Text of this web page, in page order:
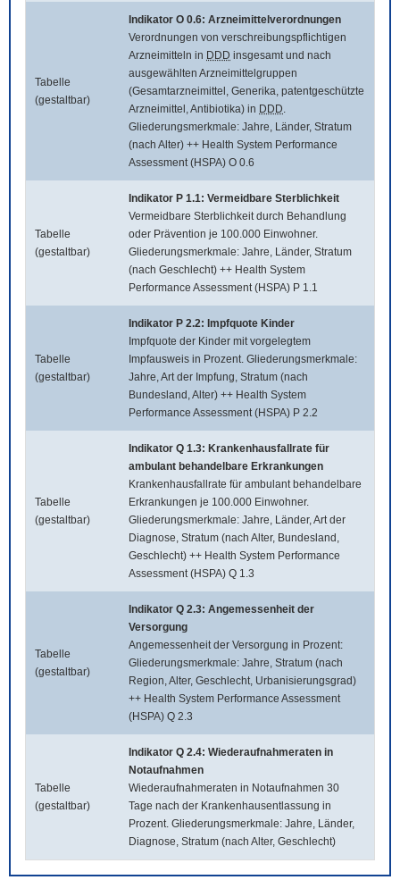
Tabelle
(gestaltbar)
Indikator O 0.6: Arzneimittelverordnungen
Verordnungen von verschreibungspflichtigen
Arzneimitteln in DDD insgesamt und nach
ausgewählten Arzneimittelgruppen
(Gesamtarzneimittel, Generika, patentgeschützte
Arzneimittel, Antibiotika) in DDD.
Gliederungsmerkmale: Jahre, Länder, Stratum
(nach Alter) ++ Health System Performance
Assessment (HSPA) O 0.6
Tabelle
(gestaltbar)
Indikator P 1.1: Vermeidbare Sterblichkeit
Vermeidbare Sterblichkeit durch Behandlung
oder Prävention je 100.000 Einwohner.
Gliederungsmerkmale: Jahre, Länder, Stratum
(nach Geschlecht) ++ Health System
Performance Assessment (HSPA) P 1.1
Tabelle
(gestaltbar)
Indikator P 2.2: Impfquote Kinder
Impfquote der Kinder mit vorgelegtem
Impfausweis in Prozent. Gliederungsmerkmale:
Jahre, Art der Impfung, Stratum (nach
Bundesland, Alter) ++ Health System
Performance Assessment (HSPA) P 2.2
Tabelle
(gestaltbar)
Indikator Q 1.3: Krankenhausfallrate für
ambulant behandelbare Erkrankungen
Krankenhausfallrate für ambulant behandelbare
Erkrankungen je 100.000 Einwohner.
Gliederungsmerkmale: Jahre, Länder, Art der
Diagnose, Stratum (nach Alter, Bundesland,
Geschlecht) ++ Health System Performance
Assessment (HSPA) Q 1.3
Tabelle
(gestaltbar)
Indikator Q 2.3: Angemessenheit der
Versorgung
Angemessenheit der Versorgung in Prozent:
Gliederungsmerkmale: Jahre, Stratum (nach
Region, Alter, Geschlecht, Urbanisierungsgrad)
++ Health System Performance Assessment
(HSPA) Q 2.3
Tabelle
(gestaltbar)
Indikator Q 2.4: Wiederaufnahmeraten in
Notaufnahmen
Wiederaufnahmeraten in Notaufnahmen 30
Tage nach der Krankenhausentlassung in
Prozent. Gliederungsmerkmale: Jahre, Länder,
Diagnose, Stratum (nach Alter, Geschlecht)